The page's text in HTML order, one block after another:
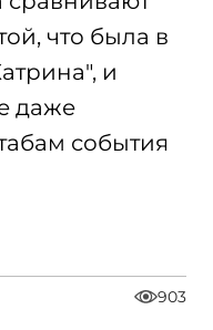
что была в
и
даже
события
903